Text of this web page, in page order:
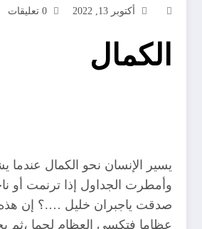
أكتوبر 13, 2022 0 تعليقات
الكمال
يسير الإنسان نحو الكمال عندما
وأمطرت الجداول إذا ترنمت أو
صدقت ياجبران خليل ….؟ إن هذه
عظاما فتكسى العظام لحما ،ثم